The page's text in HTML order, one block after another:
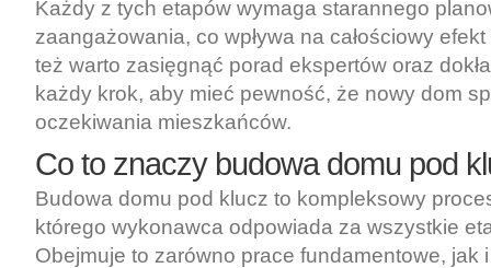
Każdy z tych etapów wymaga starannego
zaangażowania, co wpływa na całościowy
też warto zasięgnąć porad ekspertów oraz
każdy krok, aby mieć pewność, że nowy dom
oczekiwania mieszkańców.
Co to znaczy budowa domu pod
Budowa domu pod klucz to kompleksowy
którego wykonawca odpowiada za wszystkie
Obejmuje to zarówno prace fundamentowe, jak